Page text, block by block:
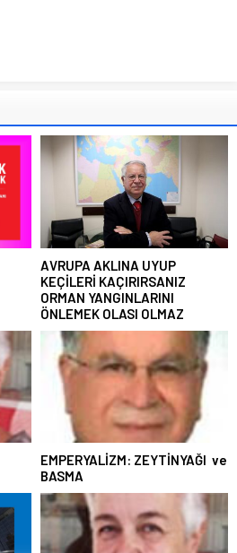
AVRUPA AKLINA UYUP
KEÇİLERİ KAÇIRIRSANIZ
ORMAN YANGINLARINI
ÖNLEMEK OLASI OLMAZ
EMPERYALİZM: ZEYTİNYAĞI ve
BASMA